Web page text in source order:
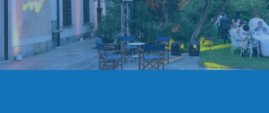
Eventi aziendali
NT studio